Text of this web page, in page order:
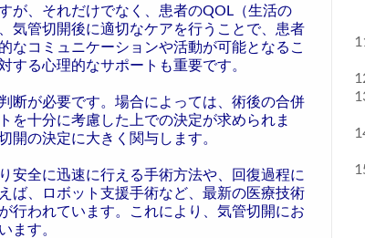
が、それだけでなく、患者のQOL（生活の
気管切開後に適切なケアを行うことで、患者
なコミュニケーションや活動が可能となるこ
する心理的なサポートも重要です。
断が必要です。場合によっては、術後の合併
を十分に考慮した上での決定が求められま
の決定に大きく関与します。
安全に迅速に行える手術方法や、回復過程に
ば、ロボット支援手術など、最新の医療技術
行われています。これにより、気管切開にお
ます。